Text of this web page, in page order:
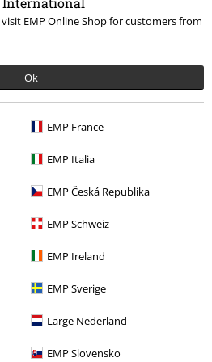
EMP Online Shop for customers from
Ok
EMP France
EMP Italia
EMP Česká Republika
EMP Schweiz
EMP Ireland
EMP Sverige
Large Nederland
EMP Slovensko
voor 15%
B.V. mijn persoonsgegevens
in overeenstemming met de